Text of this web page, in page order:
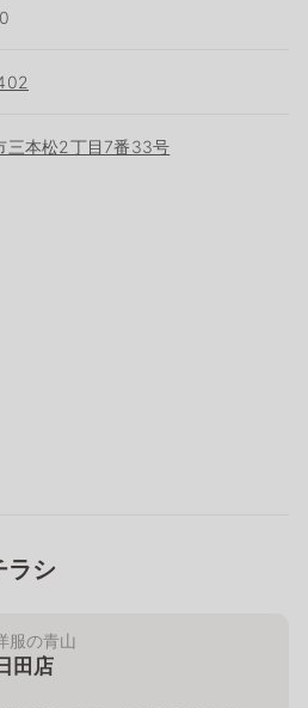
三本松2丁目7番33号
ラシ
服の青山
田店